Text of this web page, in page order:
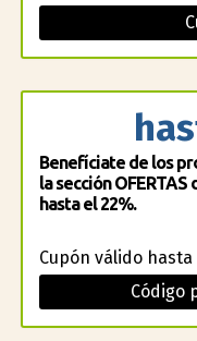
Benefíciate de los
la sección
hasta el 22%.
Cupón válido hasta
Código